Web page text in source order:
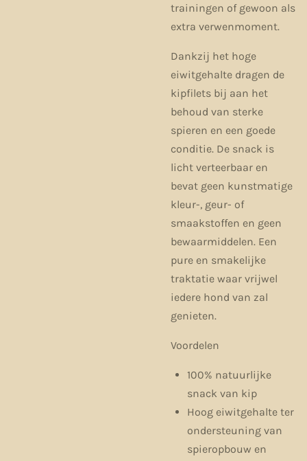
trainingen of gewoon als
extra verwenmoment.
Dankzij het hoge
eiwitgehalte dragen de
kipfilets bij aan het
behoud van sterke
spieren en een goede
conditie. De snack is
licht verteerbaar en
bevat geen kunstmatige
kleur-, geur- of
smaakstoffen en geen
bewaarmiddelen. Een
pure en smakelijke
traktatie waar vrijwel
iedere hond van zal
genieten.
Voordelen
100% natuurlijke
snack van kip
Hoog eiwitgehalte ter
ondersteuning van
spieropbouw en